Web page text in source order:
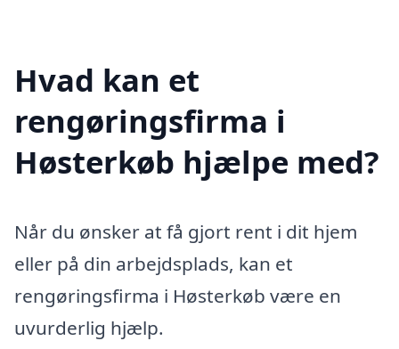
Hvad kan et
rengøringsfirma i
Høsterkøb hjælpe med?
Når du ønsker at få gjort rent i dit hjem
eller på din arbejdsplads, kan et
rengøringsfirma i Høsterkøb være en
uvurderlig hjælp.